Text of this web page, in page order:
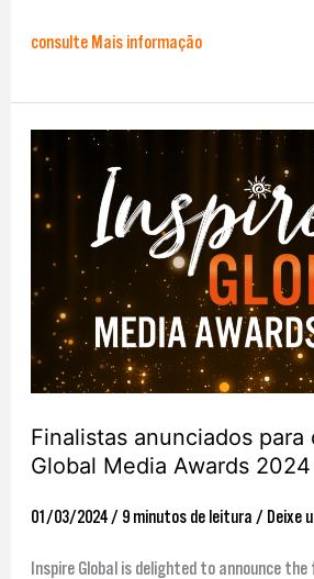
consulte Mais informação
Finalistas anunciados para
Global Media Awards 2024
01/03/2024 / 9 minutos de leitura / Deixe
Inspire Global is delighted to announce
Finalistas
Inspire
Global
Media
Awards
2024